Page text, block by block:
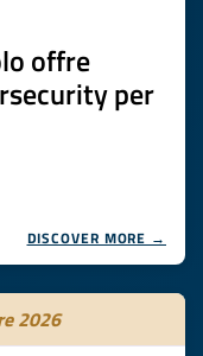
offre
per
DISCOVER MORE →
2026